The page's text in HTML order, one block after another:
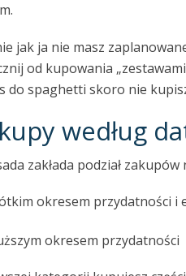
jak ja nie masz
od kupowania
do spaghetti skoro nie
według
zakłada podział
okresem przydatności i
okresem przydatności